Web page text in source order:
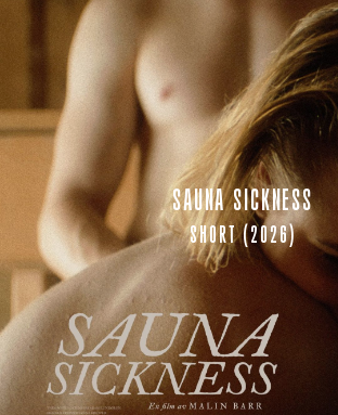
SAUNA SICKNESS
SHORT (2026)